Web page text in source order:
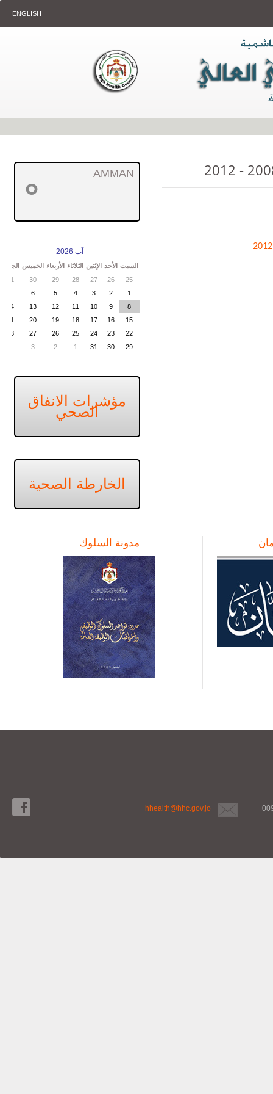
ENGLISH
AMMAN
°
آب 2026
السبت الأحد الإثنين الثلاثاء الأربعاء الخميس الجمعة
25
26
27
28
29
30
31
1
2
3
4
5
6
8
9
10
11
12
13
14
15
16
17
18
19
20
21
22
23
24
25
26
27
28
29
30
31
1
2
3
مؤشرات الانفاق
الصحي
الخارطة الصحية
مدونة السلوك
hhealth@hhc.gov.jo